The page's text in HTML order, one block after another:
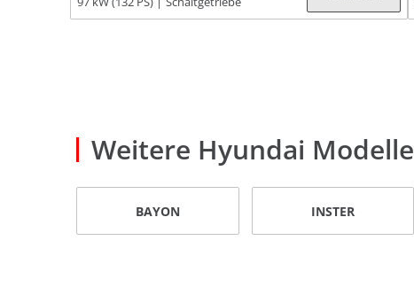
Weitere Hyundai Modelle
BAYON INSTER